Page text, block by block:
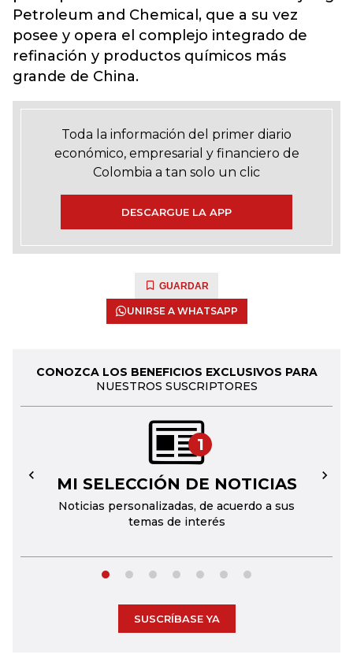
Petroleum and Chemical, que a su vez
posee y opera el complejo integrado de
refinación y productos químicos más
grande de China.
Toda la información del primer diario
económico, empresarial y financiero de
Colombia a tan solo un clic
DESCARGUE LA APP
GUARDAR
UNIRSE A WHATSAPP
CONOZCA LOS BENEFICIOS EXCLUSIVOS PARA
NUESTROS SUSCRIPTORES
1
MI SELECCIÓN DE NOTICIAS
Noticias personalizadas, de acuerdo a sus
temas de interés
← →
SUSCRÍBASE YA